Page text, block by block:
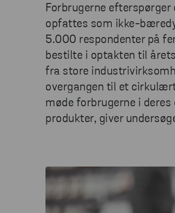
Forbrugerne
opfattes som ikke-
5.000 respondenter på
bestilte i optakten til
fra store
overgangen til et
møde forbrugerne i
produkter, giver